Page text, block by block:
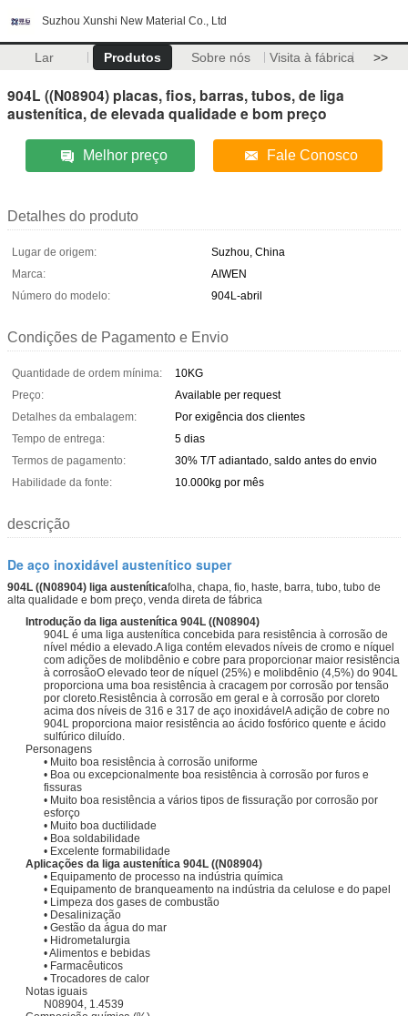
Suzhou Xunshi New Material Co., Ltd
Lar Produtos Sobre nós Visita à fábrica >>
904L ((N08904) placas, fios, barras, tubos, de liga
austenítica, de elevada qualidade e bom preço
Melhor preço Fale Conosco
Detalhes do produto
Lugar de origem:
Suzhou, China
Marca:
AIWEN
Número do modelo:
904L-abril
Condições de Pagamento e Envio
Quantidade de ordem mínima:
10KG
Preço:
Available per request
Detalhes da embalagem:
Por exigência dos clientes
Tempo de entrega:
5 dias
Termos de pagamento:
30% T/T adiantado, saldo antes do envio
Habilidade da fonte:
10.000kg por mês
descrição
De aço inoxidável austenítico super
904L ((N08904) liga austeníticafolha, chapa, fio, haste, barra, tubo, tubo de
alta qualidade e bom preço, venda direta de fábrica
Introdução da liga austenítica 904L ((N08904)
904L é uma liga austenítica concebida para resistência à corrosão de
nível médio a elevado.A liga contém elevados níveis de cromo e níquel
com adições de molibdênio e cobre para proporcionar maior resistência
à corrosãoO elevado teor de níquel (25%) e molibdênio (4,5%) do 904L
proporciona uma boa resistência à cracagem por corrosão por tensão
por cloreto.Resistência à corrosão em geral e à corrosão por cloreto
acima dos níveis de 316 e 317 de aço inoxidávelA adição de cobre no
904L proporciona maior resistência ao ácido fosfórico quente e ácido
sulfúrico diluído.
Personagens
• Muito boa resistência à corrosão uniforme
• Boa ou excepcionalmente boa resistência à corrosão por furos e
fissuras
• Muito boa resistência a vários tipos de fissuração por corrosão por
esforço
• Muito boa ductilidade
• Boa soldabilidade
• Excelente formabilidade
Aplicações da liga austenítica 904L ((N08904)
• Equipamento de processo na indústria química
• Equipamento de branqueamento na indústria da celulose e do papel
• Limpeza dos gases de combustão
• Desalinização
• Gestão da água do mar
• Hidrometalurgia
• Alimentos e bebidas
• Farmacêuticos
• Trocadores de calor
Notas iguais
N08904, 1.4539